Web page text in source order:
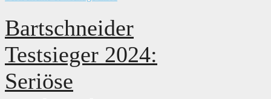
Bartschneider
Testsieger 2024:
Seriöse